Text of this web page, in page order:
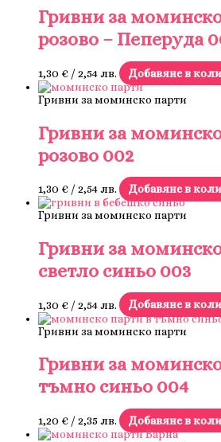
Гривни за
розово – Пеперуда
1,30 € / 2,54 лв. Добавяне в
Гривни за моминско парти
Гривни за
розово 002
1,30 € / 2,54 лв. Добавяне в
Гривни за моминско парти
Гривни за
светло синьо 003
1,30 € / 2,54 лв. Добавяне в
Гривни за моминско парти
Гривни за
тъмно синьо 004
1,20 € / 2,35 лв. Добавяне в